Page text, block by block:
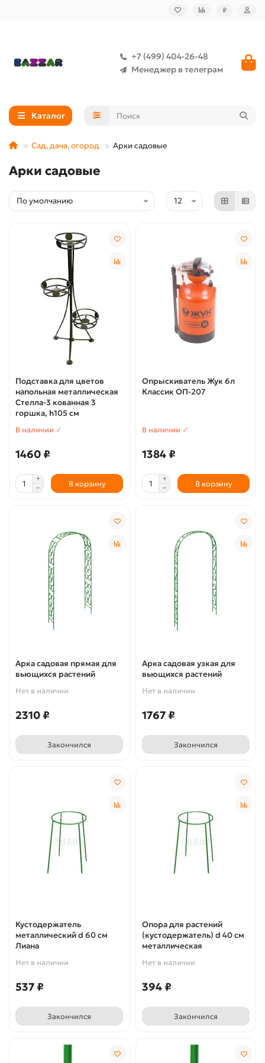
₽
+7 (499) 404-26-48
Менеджер в телеграм
Каталог
Сад, дача, огород Арки садовые
Арки садовые
Подставка для цветов
напольная металлическая
Стелла-3 кованная 3
горшка, h105 см
В наличии ✓
1460 ₽
В корзину
Опрыскиватель Жук 6л
Классик ОП-207
В наличии ✓
1384 ₽
В корзину
Арка садовая прямая для
вьющихся растений
Нет в наличии
2310 ₽
Закончился
Арка садовая узкая для
вьющихся растений
Нет в наличии
1767 ₽
Закончился
Кустодержатель
металлический d 60 см
Лиана
Нет в наличии
537 ₽
Закончился
Опора для растений
(кустодержатель) d 40 см
металлическая
Нет в наличии
394 ₽
Закончился